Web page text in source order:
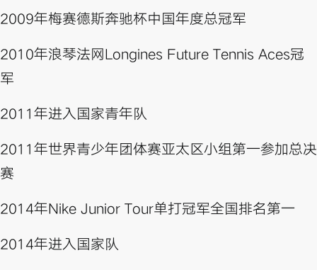
2009年梅赛德斯奔驰杯中国年度总冠军
2010年浪琴法网Longines Future Tennis Aces冠
军
2011年进入国家青年队
2011年世界青少年团体赛亚太区小组第一参加总决
赛
2014年Nike Junior Tour单打冠军全国排名第一
2014年进入国家队